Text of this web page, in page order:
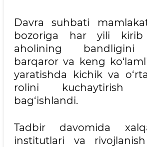
Davra suhbati
bozoriga har yili kirib
aholining bandligini
barqaror va keng
yaratishda kichik va
rolini kuchaytirish
bag‘ishlandi.
Tadbir davomida
institutlari va